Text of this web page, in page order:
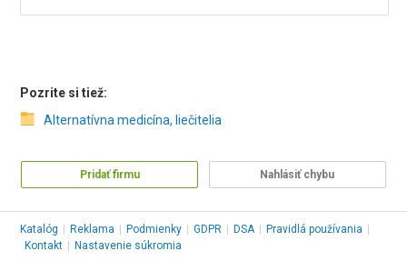
Pozrite si tiež:
Alternatívna medicína, liečitelia
Pridať firmu Nahlásiť chybu
Katalóg Reklama Podmienky GDPR DSA Pravidlá používania
Kontakt
Nastavenie súkromia